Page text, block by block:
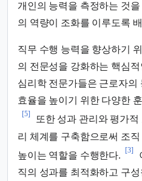
개인의 능력을 측정하는 것
의 역량이 조화를 이루도록
직무 수행 능력을 향상하기
의 전문성을 강화하는 핵심
심리학 전문가들은 근로자의
효율을 높이기 위한 다양한
[5]
또한 성과 관리와 평가
리 체계를 구축함으로써 조
높이는 역할을 수행한다.
[3]
직의 성과를 최적화하고 구